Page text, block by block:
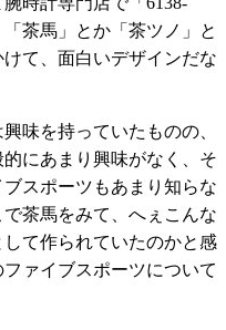
茶馬」とか「茶ツノ」と
て、面白いデザインだな
味を持っていたものの、
にあまり興味がなく、そ
スポーツもあまり知らな
茶馬をみて、へぇこんな
て作られていたのかと感
ァイブスポーツについて